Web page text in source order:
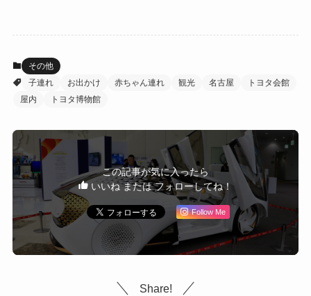
その他
子連れ
お出かけ 赤ちゃん連れ 観光 名古屋
トヨタ会館
屋内
トヨタ博物館
この記事が気に入ったら
いいね または フォローしてね！
Follow Me
Share!